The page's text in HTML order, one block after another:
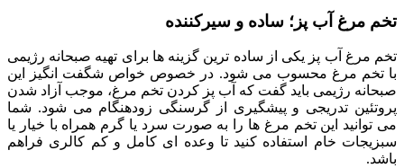
تخم مرغ آب پز؛ ساده و سیرکننده
تخم مرغ آب پز یکی از ساده ترین گزینه ها برای تهیه صبحانه رژیمی
با تخم مرغ محسوب می شود. در خصوص خواص شگفت انگیز این
صبحانه رژیمی باید گفت که آب پز کردن تخم مرغ، موجب آزاد شدن
پروتئین تدریجی و پیشگیری از گرسنگی زودهنگام می شود. شما
می توانید این تخم مرغ ها را به صورت سرد یا گرم همراه با خیار یا
سبزیجات خام استفاده کنید تا وعده ای کامل و کم کالری فراهم
باشد.